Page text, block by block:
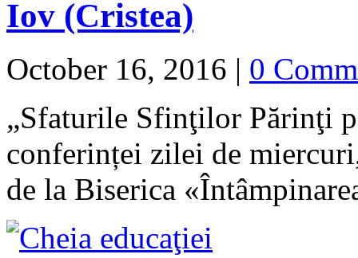
Iov (Cristea)
October 16, 2016 | 0
„Sfaturile Sfinţilor Părinţi
conferinței zilei de
de la Biserica